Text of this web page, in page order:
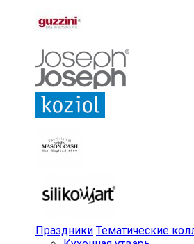
Праздники Тематические